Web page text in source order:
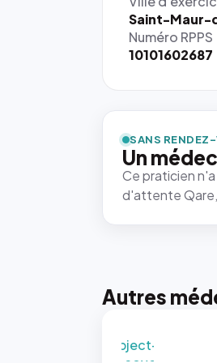
Saint-Maur-
Numéro RPPS
10101602687
SANS
Un
Ce praticien
d'attente Qare,
Autres
rendue par
`.profile-
picture`,
et un
rapport 1:1
qui reste
juste à
photo est
recadrée
`object-